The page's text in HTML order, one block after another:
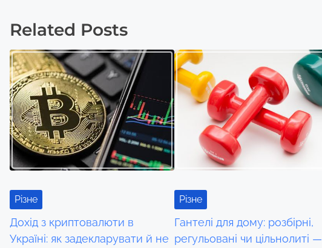
s
t
s
n
a
v
g
a
Related Posts
Різне
Дохід з криптовалюти в
Україні: як задекларувати й не
Різне
Гантелі для дому: розбірні,
регульовані чи цільнолиті —